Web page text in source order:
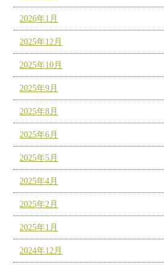
2026年1月
2025年12月
2025年10月
2025年9月
2025年8月
2025年6月
2025年5月
2025年4月
2025年2月
2025年1月
2024年12月